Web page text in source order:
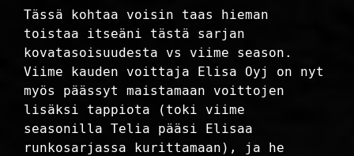
Tässä kohtaa voisin taas hieman
toistaa itseäni tästä sarjan
kovatasoisuudesta vs viime season.
Viime kauden voittaja Elisa Oyj on nyt
myös päässyt maistamaan voittojen
lisäksi tappiota (toki viime
seasonilla Telia pääsi Elisaa
runkosarjassa kurittamaan), ja he